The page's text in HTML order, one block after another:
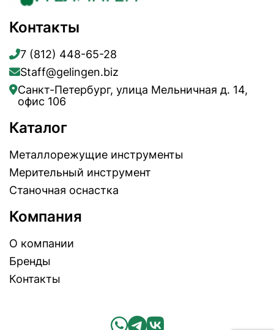
Контакты
7 (812) 448-65-28
Staff@gelingen.biz
Санкт-Петербург, улица Мельничная д. 14,
офис 106
Каталог
Металлорежущие инструменты
Мерительный инструмент
Станочная оснастка
Компания
О компании
Бренды
Контакты